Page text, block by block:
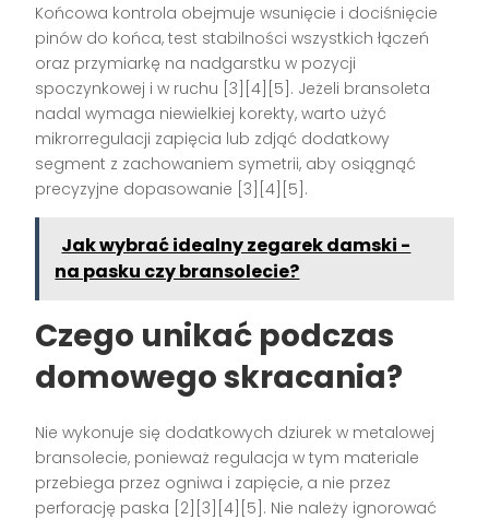
Końcowa kontrola obejmuje wsunięcie i dociśnięcie
pinów do końca, test stabilności wszystkich łączeń
oraz przymiarkę na nadgarstku w pozycji
spoczynkowej i w ruchu [3][4][5]. Jeżeli bransoleta
nadal wymaga niewielkiej korekty, warto użyć
mikrorregulacji zapięcia lub zdjąć dodatkowy
segment z zachowaniem symetrii, aby osiągnąć
precyzyjne dopasowanie [3][4][5].
Jak wybrać idealny zegarek damski -
na pasku czy bransolecie?
Czego unikać podczas
domowego skracania?
Nie wykonuje się dodatkowych dziurek w metalowej
bransolecie, ponieważ regulacja w tym materiale
przebiega przez ogniwa i zapięcie, a nie przez
perforację paska [2][3][4][5]. Nie należy ignorować